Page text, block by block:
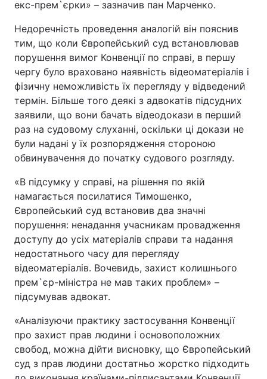
екс-прем`єрки» – зазначив пан Марченко.
Недоречність проведення аналогій він пояснив
тим, що коли Європейський суд встановлював
порушення вимог Конвенції по справі, в першу
чергу було враховано наявність відеоматеріалів і
фізичну неможливість їх перегляду у відведений
термін. Більше того деякі з адвокатів підсудних
заявили, що вони бачать відеодокази в перший
раз на судовому слуханні, оскільки ці докази не
були надані у їх розпорядження стороною
обвинувачення до початку судового розгляду.
«В підсумку у справі, на рішення по якій
намагається посилатися Тимошенко,
Європейський суд встановив два значні
порушення: ненадання учасникам провадження
доступу до усіх матеріалів справи та надання
недостатнього часу для перегляду
відеоматеріалів. Вочевидь, захист колишнього
прем`єр-міністра не мав таких проблем» –
підсумував адвокат.
«Аналізуючи практику застосування Конвенції
про захист прав людини і основоположних
свобод, можна дійти висновку, що Європейський
суд з прав людини достатньо жорстко підходить